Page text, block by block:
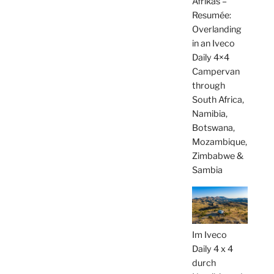
Resumée:
Overlanding
in an Iveco
Daily 4×4
Campervan
through
South Africa,
Namibia,
Botswana,
Mozambique,
Zimbabwe &
Sambia
Im Iveco
Daily 4 x 4
durch